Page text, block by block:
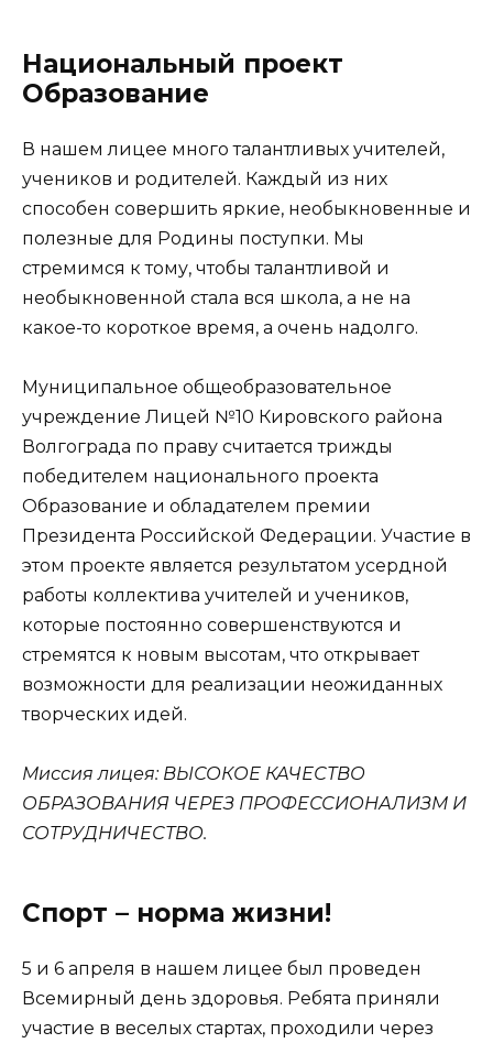
Национальный проект
Образование
В нашем лицее много талантливых учителей,
учеников и родителей. Каждый из них
способен совершить яркие, необыкновенные и
полезные для Родины поступки. Мы
стремимся к тому, чтобы талантливой и
необыкновенной стала вся школа, а не на
какое-то короткое время, а очень надолго.
Муниципальное общеобразовательное
учреждение Лицей №10 Кировского района
Волгограда по праву считается трижды
победителем национального проекта
Образование и обладателем премии
Президента Российской Федерации. Участие в
этом проекте является результатом усердной
работы коллектива учителей и учеников,
которые постоянно совершенствуются и
стремятся к новым высотам, что открывает
возможности для реализации неожиданных
творческих идей.
Миссия лицея: ВЫСОКОЕ КАЧЕСТВО
ОБРАЗОВАНИЯ ЧЕРЕЗ ПРОФЕССИОНАЛИЗМ И
СОТРУДНИЧЕСТВО.
Спорт – норма жизни!
5 и 6 апреля в нашем лицее был проведен
Всемирный день здоровья. Ребята приняли
участие в веселых стартах, проходили через